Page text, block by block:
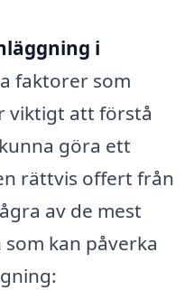
i
faktorer som
viktigt att förstå
göra ett
rättvis offert från
av de mest
kan påverka